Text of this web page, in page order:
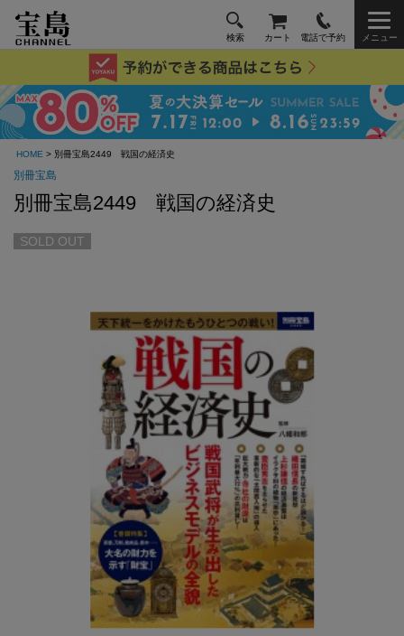
検索 カート 電話で予約 メニュー
HOME > 別冊宝島2449 戦国の経済史
別冊宝島
別冊宝島2449 戦国の経済史
SOLD OUT